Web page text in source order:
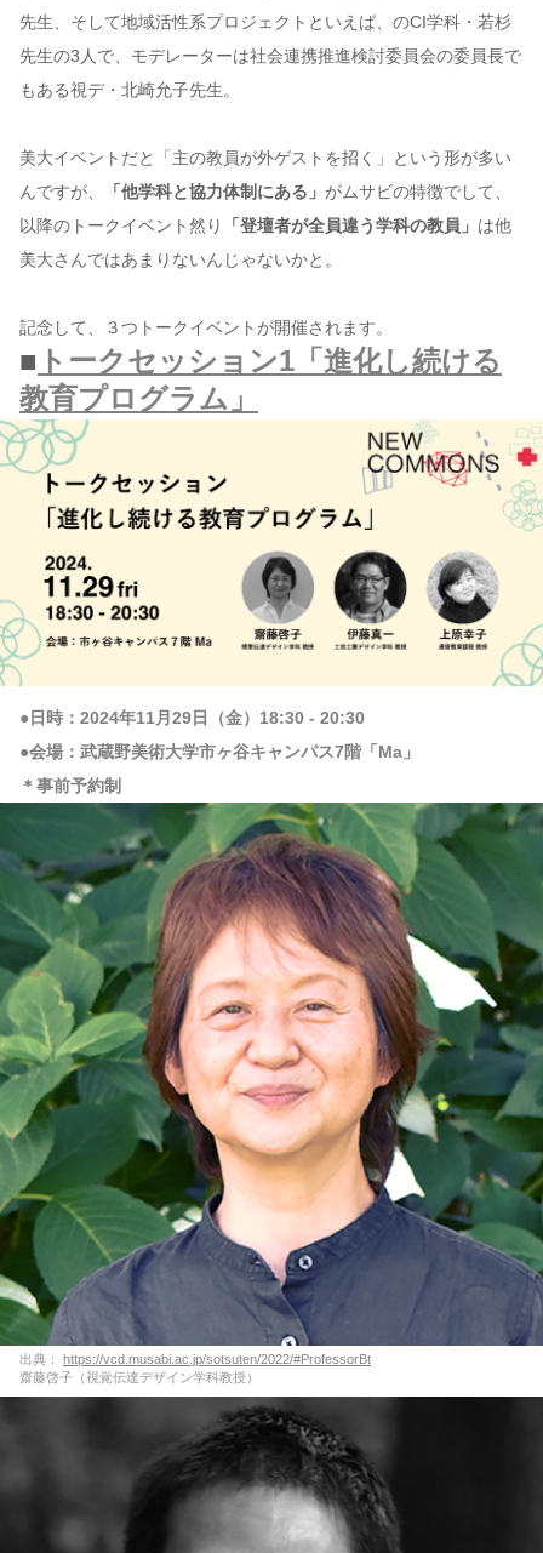
先生、そして地域活性系プロジェクトといえば、のCI学科・若杉
先生の3人で、モデレーターは社会連携推進検討委員会の委員長で
もある視デ・北崎允子先生。
美大イベントだと「主の教員が外ゲストを招く」という形が多い
んですが、
「他学科と協力体制にある」 がムサビの特徴でして、
以降のトークイベント然り
「登壇者が全員違う学科の教員」 は他
美大さんではあまりないんじゃないかと。
記念して、３つトークイベントが開催されます。
■ トークセッション1「進化し続ける
教育プログラム」
●日時：2024年11月29日（金）18:30 - 20:30
●会場：武蔵野美術大学市ヶ谷キャンパス7階「Ma」
＊事前予約制
出典：
https://vcd.musabi.ac.jp/sotsuten/2022/#ProfessorBt
齋藤啓子（視覚伝達デザイン学科教授）